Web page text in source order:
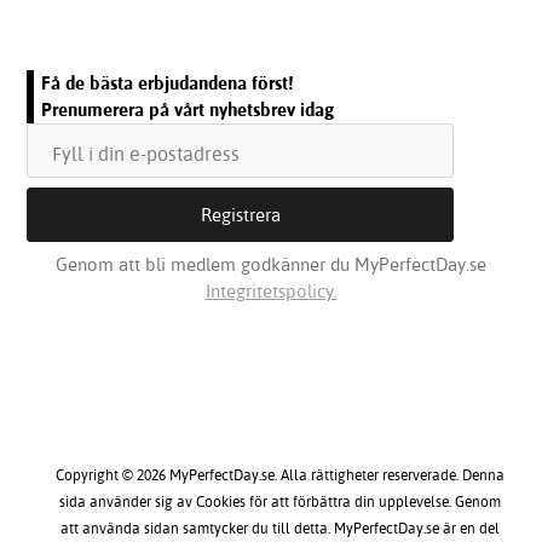
Få de bästa erbjudandena först!
Prenumerera på vårt nyhetsbrev idag
Genom att bli medlem godkänner du MyPerfectDay.se
Integritetspolicy.
Copyright © 2026 MyPerfectDay.se. Alla rättigheter reserverade. Denna
sida använder sig av Cookies för att förbättra din upplevelse. Genom
att använda sidan samtycker du till detta. MyPerfectDay.se är en del